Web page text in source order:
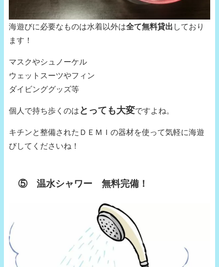
海遊びに必要なものは水着以外は全て無料貸出 しており
ます！
マスクやシュノーケル
ウェットスーツやフィン
ダイビンググッズ等
個人で持ち歩くのは とっても大変ですよね。
キチンと整備されたＤＥＭＩの器材を使って気軽に海遊
びしてくださいね！
⑤ 温水シャワー 無料完備！